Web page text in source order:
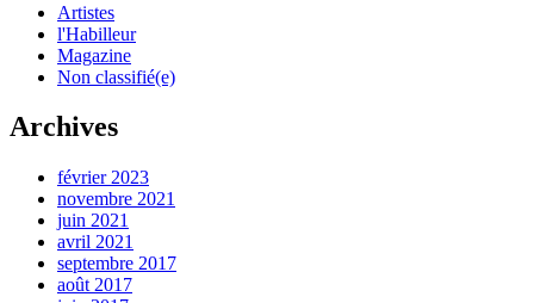
Artistes
l'Habilleur
Magazine
Non classifié(e)
Archives
février 2023
novembre 2021
juin 2021
avril 2021
septembre 2017
août 2017